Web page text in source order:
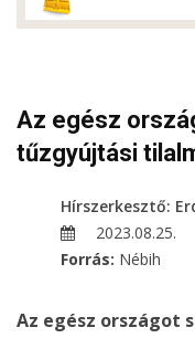
Az egész
tűzgyújtási
Hírszerkesztő:
2023.08.25.
Forrás: Nébih
Az egész országot